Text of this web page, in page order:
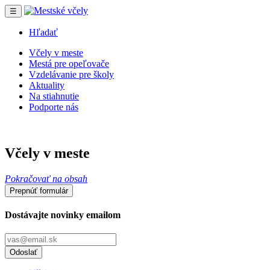
☰
Hľadať
Včely v meste
Mestá pre opeľovače
Vzdelávanie pre školy
Aktuality
Na stiahnutie
Podporte nás
Včely v meste
Pokračovať na obsah
Prepnúť formulár
Dostávajte novinky emailom
Odoslať